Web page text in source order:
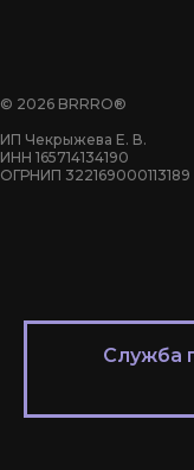
© 2026 BRRRO®
ИП Чекрыжева Е. В.
ИНН 165714134190
ОГРНИП 322169000113189
Служба